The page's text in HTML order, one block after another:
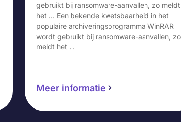
gebruikt bij ransomware-aanvallen, zo meldt
het … Een bekende kwetsbaarheid in het
populaire archiveringsprogramma WinRAR
wordt gebruikt bij ransomware-aanvallen, zo
meldt het …
Meer informatie